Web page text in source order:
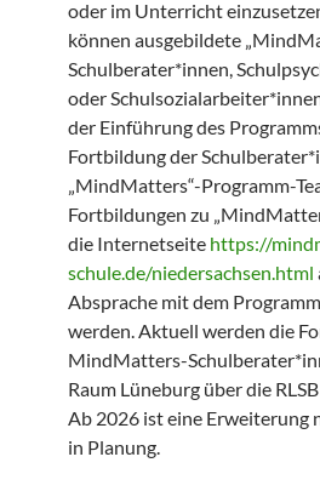
oder im Unterricht
können ausgebildete
Schulberater*innen,
oder
der Einführung des
Fortbildung der
„MindMatters“-Programm-
Fortbildungen zu
die Internetseite https://
schule.de/niedersachsen.html
Absprache mit dem
werden. Aktuell werden die
MindMatters-
Raum Lüneburg über die
Ab 2026 ist eine Erweiterung
in Planung.